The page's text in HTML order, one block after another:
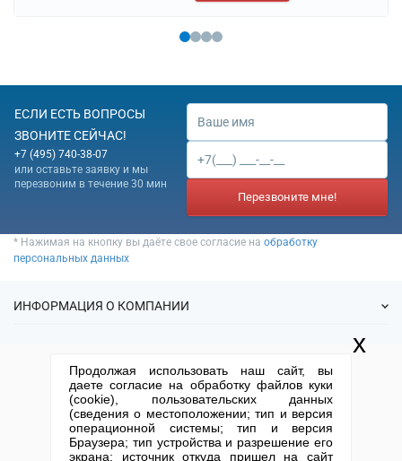
ЕСЛИ ЕСТЬ ВОПРОСЫ
ЗВОНИТЕ СЕЙЧАС!
+7 (495) 740-38-07
или оставьте заявку и мы
перезвоним в течение 30 мин
Перезвоните мне!
* Нажимая на кнопку вы даёте свое согласие на обработку
персональных данных
ИНФОРМАЦИЯ О КОМПАНИИ
Спецпредложения
Готовые фирмы
Продажа фирм
Регистрация
КОНТАКТНАЯ ИНФОРМАЦИЯ
+7 (495) 740-38-07
(По Москве)
mail@1-urist.ru
Спросить у юриста
Продолжая использовать наш сайт, вы
даете согласие на обработку файлов куки
(cookie), пользовательских данных
(сведения о местоположении; тип и версия
операционной системы; тип и версия
Браузера; тип устройства и разрешение его
экрана; источник откуда пришел на сайт
x